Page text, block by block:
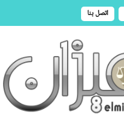
اتصل بنا